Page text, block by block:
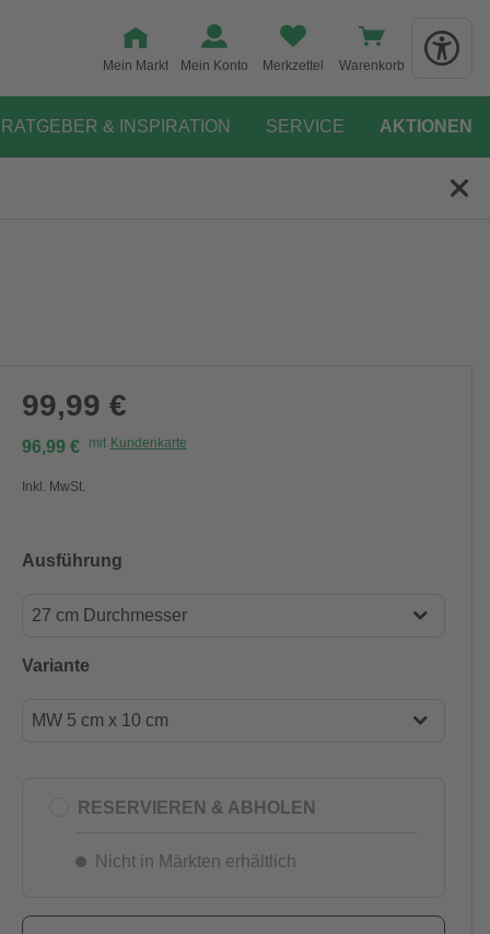
Mein Markt Mein Konto Merkzettel Warenkorb
RATGEBER & INSPIRATION SERVICE AKTIONEN
99,99 €
96,99 € mit Kundenkarte
Inkl. MwSt.
Ausführung
27 cm Durchmesser
22 cm Durchmesser
Variante
MW 5 cm x 10 cm
MW 5 cm x 10 cm
RESERVIEREN & ABHOLEN
Nicht in Märkten erhältlich